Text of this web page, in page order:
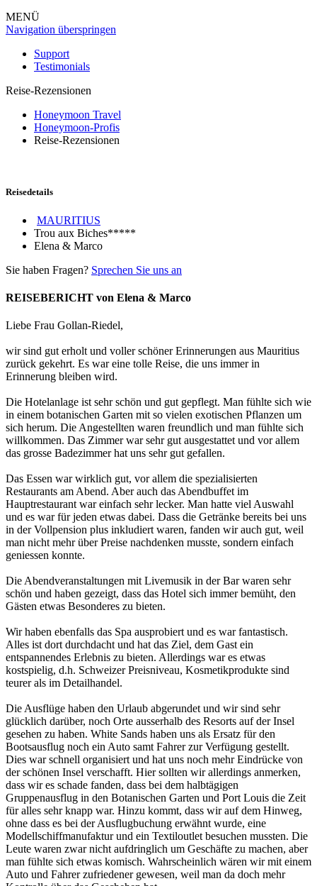
MENÜ
Navigation überspringen
Support
Testimonials
Reise-Rezensionen
Honeymoon Travel
Honeymoon-Profis
Reise-Rezensionen
Reisedetails
MAURITIUS
Trou aux Biches*****
Elena & Marco
Sie haben Fragen? Sprechen Sie uns an
REISEBERICHT von Elena & Marco
Liebe Frau Gollan-Riedel,
wir sind gut erholt und voller schöner Erinnerungen aus Mauritius
zurück gekehrt. Es war eine tolle Reise, die uns immer in
Erinnerung bleiben wird.
Die Hotelanlage ist sehr schön und gut gepflegt. Man fühlte sich wie
in einem botanischen Garten mit so vielen exotischen Pflanzen um
sich herum. Die Angestellten waren freundlich und man fühlte sich
willkommen. Das Zimmer war sehr gut ausgestattet und vor allem
das grosse Badezimmer hat uns sehr gut gefallen.
Das Essen war wirklich gut, vor allem die spezialisierten
Restaurants am Abend. Aber auch das Abendbuffet im
Hauptrestaurant war einfach sehr lecker. Man hatte viel Auswahl
und es war für jeden etwas dabei. Dass die Getränke bereits bei uns
in der Vollpension plus inkludiert waren, fanden wir auch gut, weil
man nicht mehr über Preise nachdenken musste, sondern einfach
geniessen konnte.
Die Abendveranstaltungen mit Livemusik in der Bar waren sehr
schön und haben gezeigt, dass das Hotel sich immer bemüht, den
Gästen etwas Besonderes zu bieten.
Wir haben ebenfalls das Spa ausprobiert und es war fantastisch.
Alles ist dort durchdacht und hat das Ziel, dem Gast ein
entspannendes Erlebnis zu bieten. Allerdings war es etwas
kostspielig, d.h. Schweizer Preisniveau, Kosmetikprodukte sind
teurer als im Detailhandel.
Die Ausflüge haben den Urlaub abgerundet und wir sind sehr
glücklich darüber, noch Orte ausserhalb des Resorts auf der Insel
gesehen zu haben. White Sands haben uns als Ersatz für den
Bootsausflug noch ein Auto samt Fahrer zur Verfügung gestellt.
Dies war schnell organisiert und hat uns noch mehr Eindrücke von
der schönen Insel verschafft. Hier sollten wir allerdings anmerken,
dass wir es schade fanden, dass bei dem halbtägigen
Gruppenausflug in den Botanischen Garten und Port Louis die Zeit
für alles sehr knapp war. Hinzu kommt, dass wir auf dem Hinweg,
ohne dass es bei der Ausflugbuchung erwähnt wurde, eine
Modellschiffmanufaktur und ein Textiloutlet besuchen mussten. Die
Leute waren zwar nicht aufdringlich um Geschäfte zu machen, aber
man fühlte sich etwas komisch. Wahrscheinlich wären wir mit einem
Auto und Fahrer zufriedener gewesen, weil man da doch mehr